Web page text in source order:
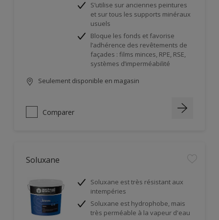
S’utilise sur anciennes peintures
et sur tous les supports minéraux
usuels
Bloque les fonds et favorise
l’adhérence des revêtements de
façades : films minces, RPE, RSE,
systèmes d’imperméabilité
Seulement disponible en magasin
Comparer
Soluxane
Soluxane est très résistant aux
intempéries
Soluxane est hydrophobe, mais
très perméable à la vapeur d'eau